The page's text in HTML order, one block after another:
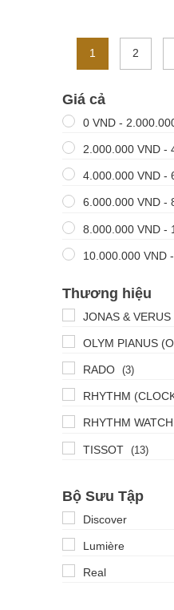
1 2
Giá cả
0 VND-
2.000.000 VND-
4.000.000 VND-
6.000.000 VND-
8.000.000 VND-
10.000.000 VND-
Thương hiệu
JONAS & VERUS
OLYM PIANUS
RADO (3)
RHYTHM
RHYTHM WATCH
TISSOT (13)
Bộ Sưu Tập
Discover
Lumière
Real